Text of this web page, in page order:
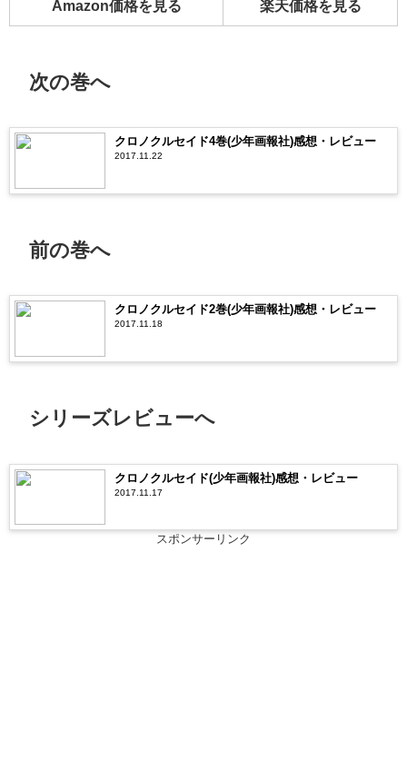
Amazon価格を見る 楽天価格を見る
次の巻へ
クロノクルセイド4巻(少年画報社)感想・レビュー
2017.11.22
前の巻へ
クロノクルセイド2巻(少年画報社)感想・レビュー
2017.11.18
シリーズレビューへ
クロノクルセイド(少年画報社)感想・レビュー
2017.11.17
スポンサーリンク